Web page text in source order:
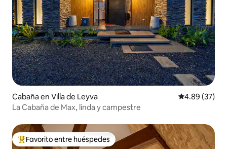
Cabaña en Villa de Leyva Calificación
4.89 (37)
La Cabaña de Max, linda y campestre
Favorito entre huéspedes preferido
Favorito entre huéspedes